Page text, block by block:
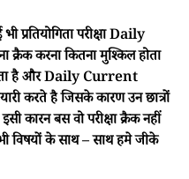
प्रतियोगिता परीक्षा Daily
करना कितना मुश्किल होता
है और Daily Current
करते है जिसके कारण उन छात्रों
कारन बस वो परीक्षा क्रैक नहीं
विषयों के साथ – साथ हमे जीके